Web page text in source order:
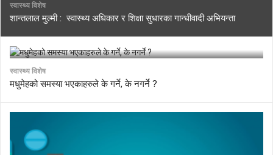
स्वास्थ्य विशेष
शान्तलाल मुल्मी : स्वास्थ्य अधिकार र शिक्षा सुधारका गान्धीवादी अभियन्ता
स्वास्थ्य विशेष
मधुमेहको समस्या भएकाहरुले के गर्ने, के नगर्ने ?